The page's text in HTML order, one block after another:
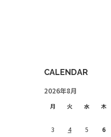
CALENDAR
2026年8月
月 火 水 木
3
4 5 6